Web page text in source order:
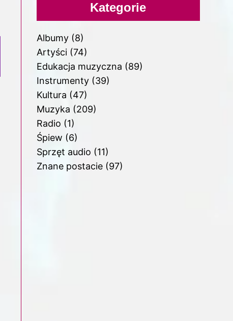
Kategorie
Albumy(8)
Artyści(74)
Edukacja muzyczna (89)
Instrumenty(39)
Kultura (47)
Muzyka (209)
Radio (1)
Śpiew (6)
Sprzęt audio (11)
Znane postacie(97)